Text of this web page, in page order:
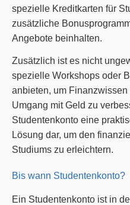
spezielle Kreditkarten für
zusätzliche
Angebote beinhalten.
Zusätzlich ist es nicht
spezielle Workshops oder
anbieten, um Finanzwissen
Umgang mit Geld zu
Studentenkonto eine
Lösung dar, um den
Studiums zu erleichtern.
Bis wann Studentenkonto?
Ein Studentenkonto ist in